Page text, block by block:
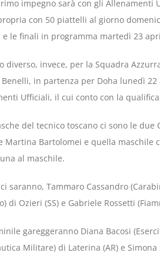
impegno sarà con gli Allenamenti
con 50 piattelli al giorno
le finali in programma martedì 23
diverso, invece, per la Squadra
in partenza per Doha lunedì
Ufficiali, il cui conto con la
del tecnico toscano ci sono le
Martina Bartolomei e quella maschile
al maschile.
saranno, Tammaro Cassandro
di Ozieri (SS) e Gabriele Rossetti
gareggeranno Diana Bacosi
Militare) di Laterina (AR) e